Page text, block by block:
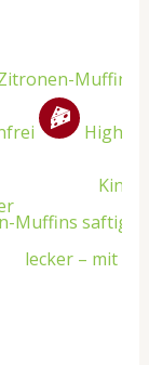
High
Muffins saftig,
lecker – mit